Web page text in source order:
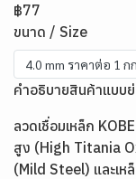
฿77
ขนาด / Size
4.0 mm ราคาต่อ 1
คำอธิบายสินค้าแบบ
ลวดเชื่อมเหล็ก
สูง (High Titania
(Mild Steel) และเ